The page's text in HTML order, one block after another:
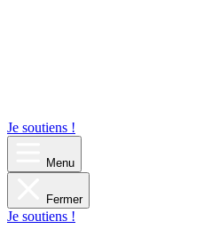
Je soutiens !
Menu
Fermer
Je soutiens !